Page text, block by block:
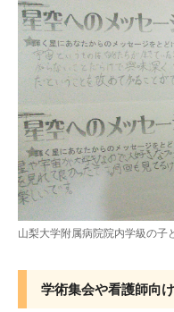
山梨大学附属病院院内学級の子
学術集会や看護師向